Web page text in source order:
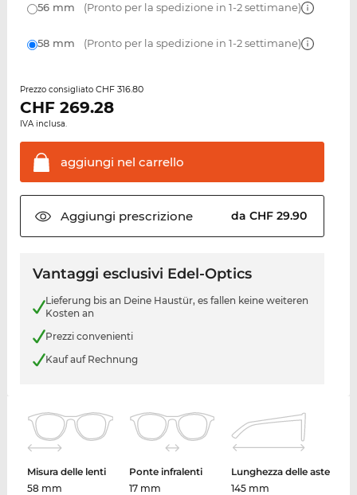
56 mm (Pronto per la spedizione in 1-2 settimane)
58 mm (Pronto per la spedizione in 1-2 settimane)
Prezzo consigliato CHF 316.80
CHF 269.28
IVA inclusa.
aggiungi nel carrello
Aggiungi prescrizione da CHF 29.90
Vantaggi esclusivi Edel-Optics
Lieferung bis an Deine Haustür, es fallen keine weiteren
Kosten an
Prezzi convenienti
Kauf auf Rechnung
Misura delle lenti
58 mm
Ponte infralenti
17 mm
Lunghezza delle aste
145 mm